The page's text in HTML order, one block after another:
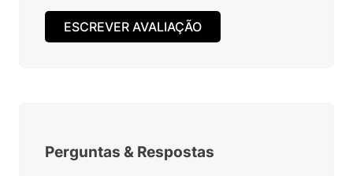
ESCREVER AVALIAÇÃO
Perguntas & Respostas